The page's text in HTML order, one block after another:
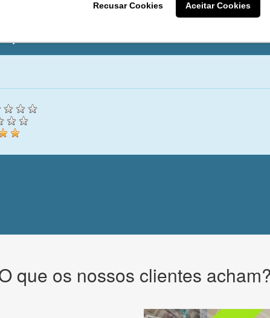
Recusar Cookies Aceitar Cookies
que o cliente achou do nosso
que os nossos clientes acham?